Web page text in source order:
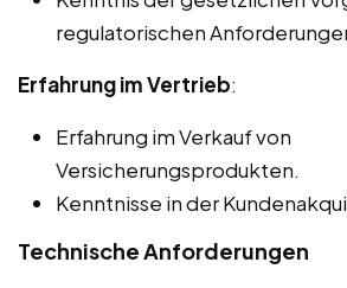
regulatorischen
Erfahrung im Vertrieb:
Erfahrung im Verkauf von
Versicherungsprodukten.
Kenntnisse in der
Technische Anforderungen